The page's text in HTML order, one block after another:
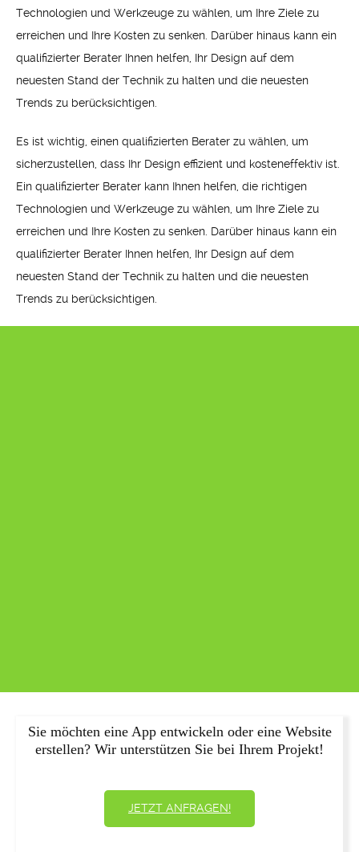
Technologien und Werkzeuge zu wählen, um Ihre Ziele zu
erreichen und Ihre Kosten zu senken. Darüber hinaus kann ein
qualifizierter Berater Ihnen helfen, Ihr Design auf dem
neuesten Stand der Technik zu halten und die neuesten
Trends zu berücksichtigen.
Es ist wichtig, einen qualifizierten Berater zu wählen, um
sicherzustellen, dass Ihr Design effizient und kosteneffektiv ist.
Ein qualifizierter Berater kann Ihnen helfen, die richtigen
Technologien und Werkzeuge zu wählen, um Ihre Ziele zu
erreichen und Ihre Kosten zu senken. Darüber hinaus kann ein
qualifizierter Berater Ihnen helfen, Ihr Design auf dem
neuesten Stand der Technik zu halten und die neuesten
Trends zu berücksichtigen.
Sie möchten eine App entwickeln oder eine Website
erstellen? Wir unterstützen Sie bei Ihrem Projekt!
JETZT ANFRAGEN!